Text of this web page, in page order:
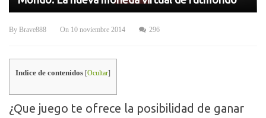
By Brave888 On 10 noviembre 2014 296
Indice de contenidos [Ocultar]
¿Que juego te ofrece la posibilidad de ganar